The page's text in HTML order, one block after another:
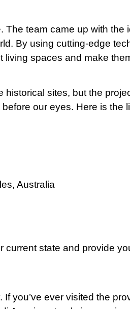
team came up with the
By using cutting-edge
spaces and make
historical sites, but the
our eyes. Here is the
Australia
current state and provide
you’ve ever visited the